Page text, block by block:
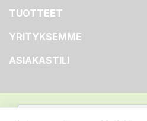
TUOTTEET
YRITYKSEMME
ASIAKASTILI